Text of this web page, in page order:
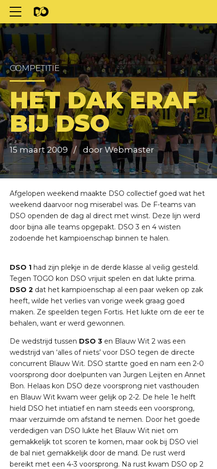
COMPETITIE
HET DAK ERAF
BIJ DSO
15 maart 2009 door Webmaster
Afgelopen weekend maakte DSO collectief goed wat het
weekend daarvoor nog miserabel was. De F-teams van
DSO openden de dag al direct met winst. Deze lijn werd
door bijna alle teams opgepakt. DSO 3 en 4 wisten
zodoende het kampioenschap binnen te halen.
DSO 1 had zijn plekje in de derde klasse al veilig gesteld.
Tegen TOGO kon DSO vrijuit spelen en dat lukte prima.
DSO 2 dat het kampioenschap al een paar weken op zak
heeft, wilde het verlies van vorige week graag goed
maken. Ze speelden tegen Fortis. Het lukte om de eer te
behalen, want er werd gewonnen.
De wedstrijd tussen DSO 3 en Blauw Wit 2 was een
wedstrijd van ‘alles of niets’ voor DSO tegen de directe
concurrent Blauw Wit. DSO startte goed en nam een 2-0
voorsprong door doelpunten van Jurgen Leijten en Annet
Bon. Helaas kon DSO deze voorsprong niet vasthouden
en Blauw Wit kwam weer gelijk op 2-2. De hele 1e helft
hield DSO het intiatief en nam steeds een voorsprong,
maar verzuimde om afstand te nemen. Door het goede
verdedigen van DSO lukte het Blauw Wit niet om
gemakkelijk tot scoren te komen, maar ook bij DSO viel
de bal niet gemakkelijk door de mand. De rust werd
bereikt met een 4-3 voorsprong. Na rust kwam DSO op 2